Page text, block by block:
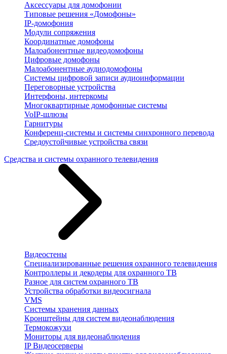
Аксессуары для домофонии
Типовые решения «Домофоны»
IP-домофония
Модули сопряжения
Координатные домофоны
Малоабонентные видеодомофоны
Цифровые домофоны
Малоабонентные аудиодомофоны
Системы цифровой записи аудиоинформации
Переговорные устройства
Интерфоны, интеркомы
Многоквартирные домофонные системы
VoIP-шлюзы
Гарнитуры
Конференц-системы и системы синхронного перевода
Средоустойчивые устройства связи
Средства и системы охранного телевидения
Видеостены
Специализированные решения охранного телевидения
Контроллеры и декодеры для охранного ТВ
Разное для систем охранного ТВ
Устройства обработки видеосигнала
VMS
Системы хранения данных
Кронштейны для систем видеонаблюдения
Термокожухи
Мониторы для видеонаблюдения
IP Видеосерверы